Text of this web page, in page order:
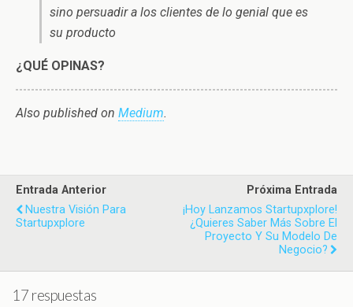
sino persuadir a los clientes de lo genial que es
su producto
¿QUÉ OPINAS?
Also published on Medium.
Entrada Anterior
Nuestra Visión Para
Startupxplore
Próxima Entrada
¡Hoy Lanzamos Startupxplore!
¿Quieres Saber Más Sobre El
Proyecto Y Su Modelo De
Negocio?
17 respuestas